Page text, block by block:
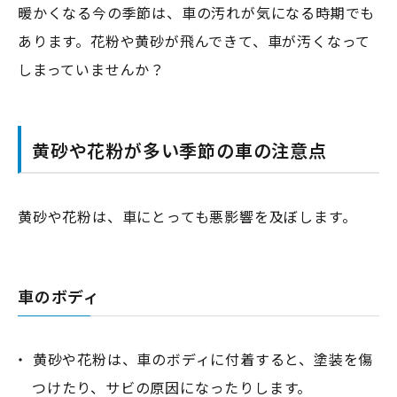
暖かくなる今の季節は、車の汚れが気になる時期でも
あります。花粉や黄砂が飛んできて、車が汚くなって
しまっていませんか？
黄砂や花粉が多い季節の車の注意点
黄砂や花粉は、車にとっても悪影響を及ぼします。
車のボディ
・ 黄砂や花粉は、車のボディに付着すると、塗装を傷
つけたり、サビの原因になったりします。